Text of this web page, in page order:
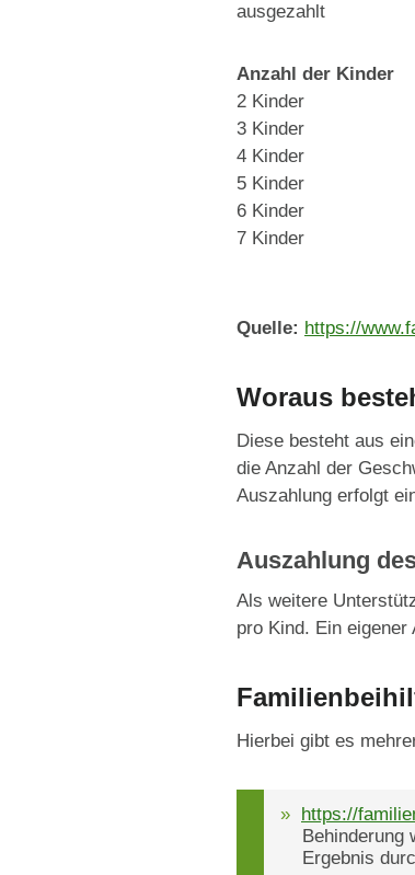
ausgezahlt
Anzahl der Kinder
2 Kinder
3 Kinder
4 Kinder
5 Kinder
6 Kinder
7 Kinder
Quelle: https://
Woraus
Diese besteht aus
die Anzahl der
Auszahlung erfolgt
Auszahlung
Als weitere
pro Kind. Ein
Hierbei gibt es
https://
Behinderung
Ergebnis